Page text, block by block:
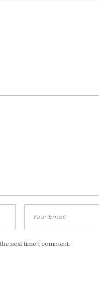
next time I comment.